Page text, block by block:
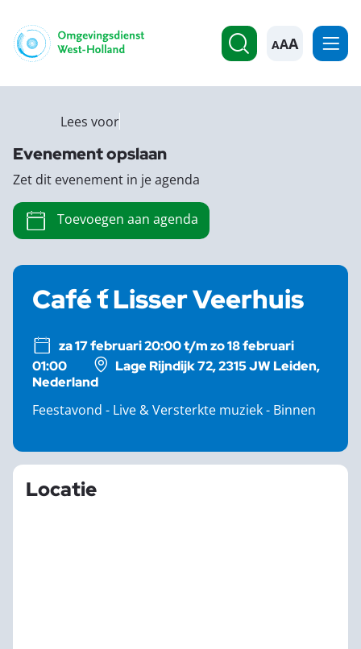
A
Café ´t Lisser Veerhuis
za 17 februari 20:00 t/m zo 18 februari
01:00
Lage Rijndijk 72, 2315 JW Leiden,
Nederland
Feestavond - Live & Versterkte muziek - Binnen
Locatie
Lees voor
Evenement opslaan
Zet dit evenement in je agenda
Toevoegen aan agenda